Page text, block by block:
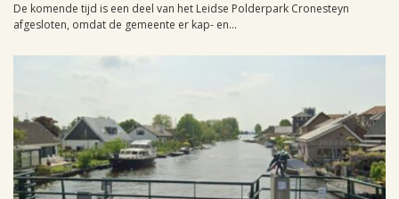
De komende tijd is een deel van het Leidse Polderpark Cronesteyn
afgesloten, omdat de gemeente er kap- en...